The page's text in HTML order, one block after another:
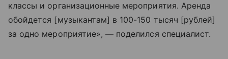
классы и организационные мероприятия. Аренда
обойдется [музыкантам] в 100-150 тысяч [рублей]
за одно мероприятие», — поделился специалист.